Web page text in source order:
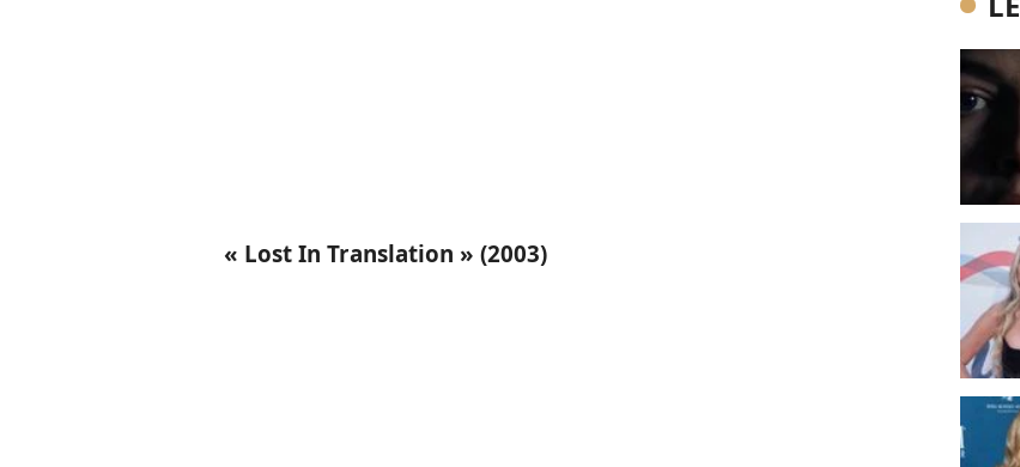
« Lost In Translation » (2003)